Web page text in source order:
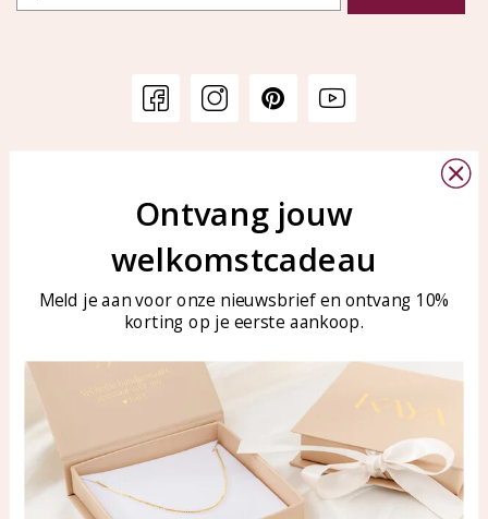
Veelgestelde vragen
Bellen of WhatsApp Ma-Vr
tussen 09:00-17:00
Tel: 0850003187
klantenservice@kayasierade
Producten
Alle producten
Nieuwe producten
KAYA Sieraden
Over ons
Samenwerken?
Ontvang jouw
welkomstcadeau
Meld je aan voor onze nieuwsbrief en ontvang 10%
korting op je eerste aankoop.